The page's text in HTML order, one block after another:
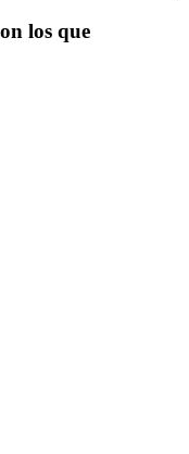
los que